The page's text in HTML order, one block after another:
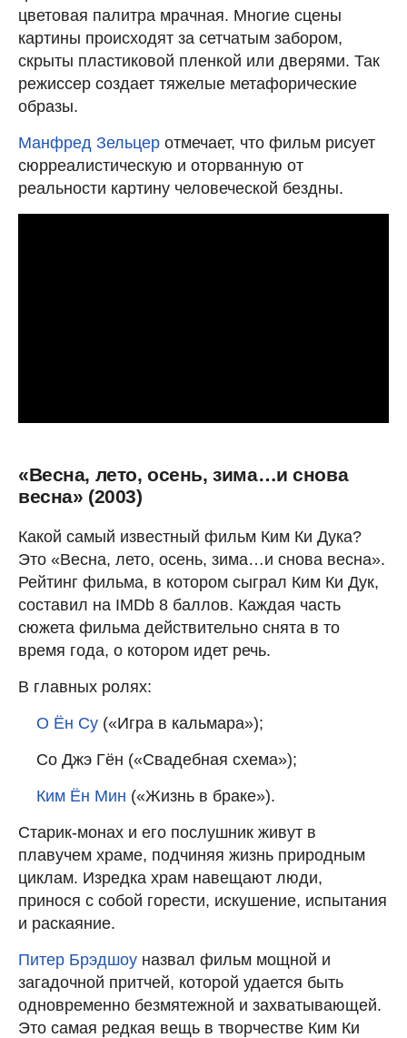
цветовая палитра мрачная. Многие сцены
картины происходят за сетчатым забором,
скрыты пластиковой пленкой или дверями. Так
режиссер создает тяжелые метафорические
образы.
Манфред Зельцер отмечает, что фильм рисует
сюрреалистическую и оторванную от
реальности картину человеческой бездны.
«Весна, лето, осень, зима…и снова
весна» (2003)
Какой самый известный фильм Ким Ки Дука?
Это «Весна, лето, осень, зима…и снова весна».
Рейтинг фильма, в котором сыграл Ким Ки Дук,
составил на IMDb 8 баллов. Каждая часть
сюжета фильма действительно снята в то
время года, о котором идет речь.
В главных ролях:
О Ён Су («Игра в кальмара»);
Со Джэ Гён («Свадебная схема»);
Ким Ён Мин («Жизнь в браке»).
Старик-монах и его послушник живут в
плавучем храме, подчиняя жизнь природным
циклам. Изредка храм навещают люди,
принося с собой горести, искушение, испытания
и раскаяние.
Питер Брэдшоу назвал фильм мощной и
загадочной притчей, которой удается быть
одновременно безмятежной и захватывающей.
Это самая редкая вещь в творчестве Ким Ки